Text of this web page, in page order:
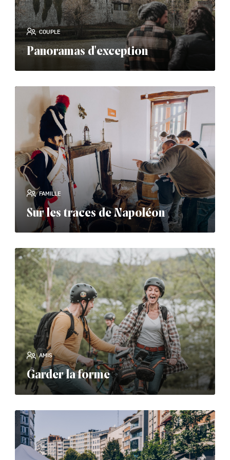
Panoramas d'exception
COUPLE
Sur les traces de Napoléon
FAMILLE
Garder la forme
AMIS
read_more
read_more